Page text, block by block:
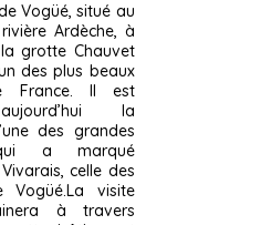
Vogüé, situé au
Ardèche, à
grotte Chauvet
des plus beaux
France. Il est
la
des grandes
a marqué
celle des
Vogüé.La visite
à travers